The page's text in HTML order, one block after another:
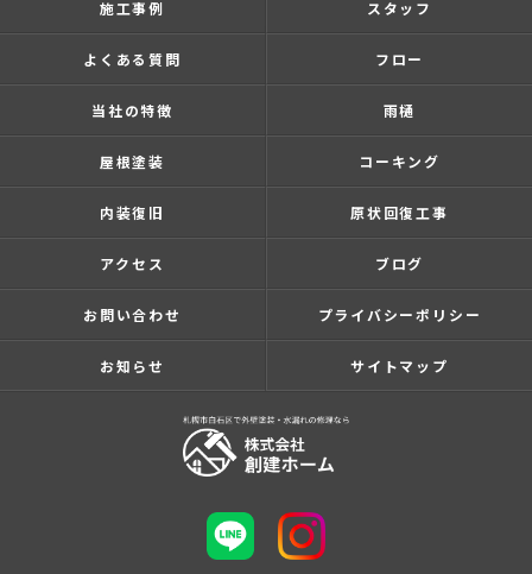
施工事例 スタッフ
よくある質問 フロー
当社の特徴 雨樋
屋根塗装 コーキング
内装復旧 原状回復工事
アクセス ブログ
お問い合わせ プライバシーポリシー
お知らせ サイトマップ